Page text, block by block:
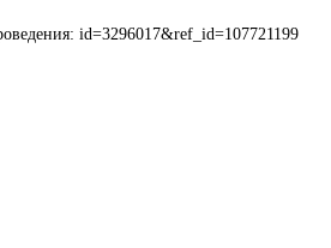
id=3296017&ref_id=107721199